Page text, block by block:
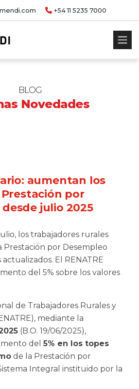
+54 11 5235 7000
BLOG
Novedades
aumentan los
por
julio 2025
los trabajadores rurales
Prestación por Desempleo
El RENATRE
del 5% sobre los valores
de Trabajadores Rurales y
mediante la
(B.O. 19/06/2025),
del 5% en los topes
de la Prestación por
Integral instituido por la